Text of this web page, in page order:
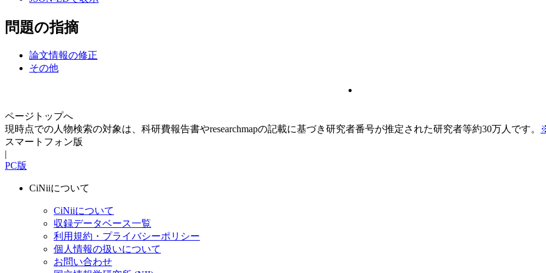
問題の指摘
論文情報の修正
その他
ページトップへ
現時点での人物検索の対象は、科研費報告書やresearchmapの記載に基づき研究者番号が推定された研究者等約30万人です。
スマートフォン版
|
PC版
CiNiiについて
CiNiiについて
収録データベース一覧
利用規約・プライバシーポリシー
個人情報の扱いについて
お問い合わせ